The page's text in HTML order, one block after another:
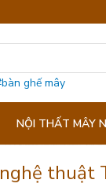
ghế mây
NỘI THẤT MÂY
thuật